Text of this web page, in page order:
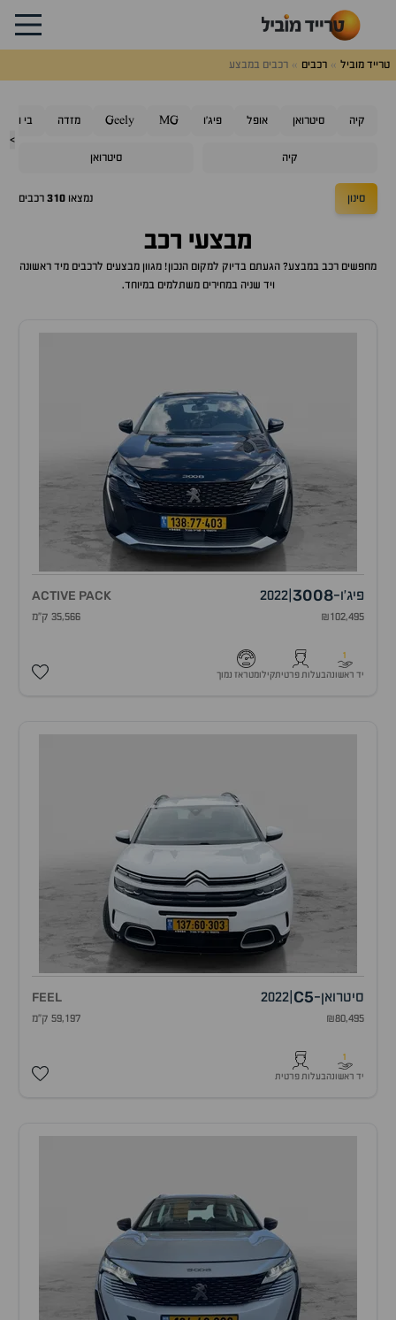
טרייד מוביל רכבים רכבים במבצע
>
קיה סיטרואן אופל פיג'ו MG
Geely מזדה בי ווי די
קיה סיטרואן
סינון נמצאו 310 רכבים
מבצעי רכב
מחפשים רכב במבצע? הגעתם בדיוק למקום הנכון! מגוון מבצעים לרכבים מיד ראשונה
ויד שניה במחירים משתלמים במיוחד.
פיג'ו-
3008
2022
ACTIVE PACK
₪102,495 35,566 ק"מ
1
יד ראשונהבעלות פרטיתקילומטראז נמוך
סיטרואן-
C5
2022
FEEL
₪80,495 59,197 ק"מ
1
יד ראשונהבעלות פרטית